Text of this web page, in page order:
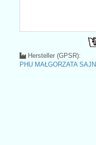
Hersteller (GPSR):
PHU MAŁGORZATA